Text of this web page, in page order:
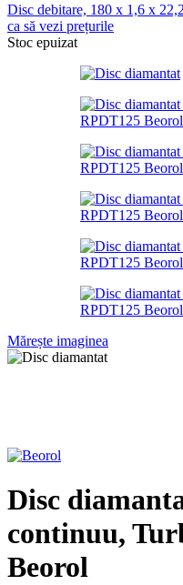
Disc debitare, 180 x 1,6 x
ca să vezi prețurile
Stoc epuizat
Mărește imaginea
Disc
continuu,
Beorol